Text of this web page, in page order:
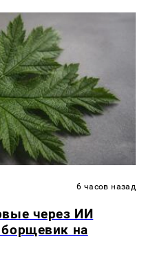
6 часов назад
через ИИ
на